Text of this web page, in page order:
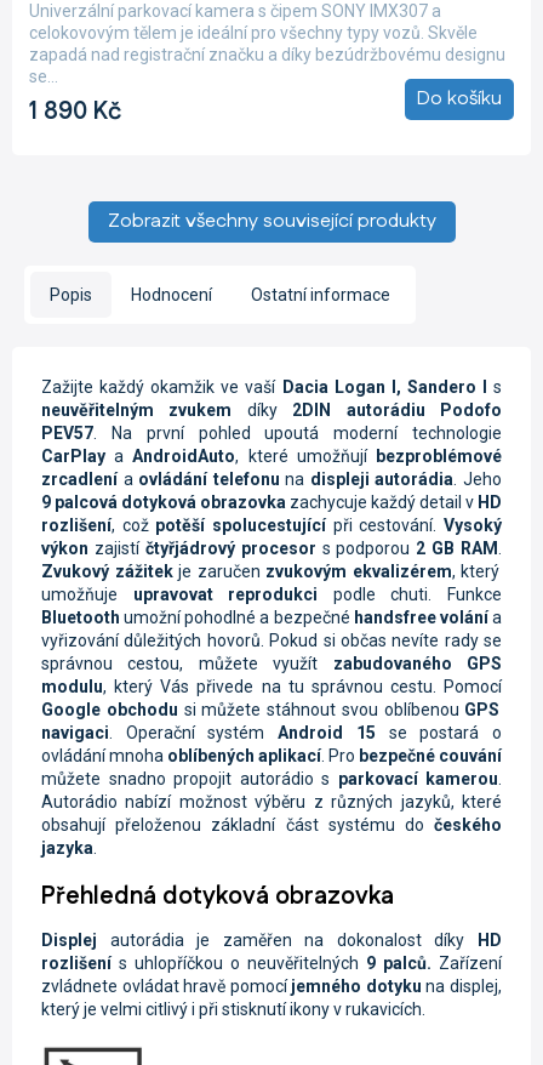
je
5,0
z
hvězdiček.
1 890 Kč Do košíku
Univerzální parkovací kamera s čipem SONY IMX307 a
celokovovým tělem je ideální pro všechny typy vozů. Skvěle
zapadá nad registrační značku a díky bezúdržbovému designu
se...
Zobrazit všechny související produkty
Popis Hodnocení Ostatní informace
Zažijte každý okamžik ve vaší Dacia Logan I, Sandero I
s
neuvěřitelným zvukem díky 2DIN autorádiu Podofo
PEV57 . Na první pohled upoutá moderní technologie
CarPlay aAndroidAuto, které umožňují bezproblémové
zrcadlenía ovládání telefonu na displeji autorádia . Jeho
9 palcová dotyková obrazovka zachycuje každý detail v HD
rozlišení, což potěší spolucestujícípři cestování.Vysoký
výkon zajistí čtyřjádrový procesor s podporou 2 GB RAM
Zvukový zážitekje zaručen zvukovým ekvalizérem, který
umožňuje upravovat reprodukci podle chuti. Funkce
Bluetooth umožní pohodlné a bezpečné handsfree volánía
vyřizování důležitých hovorů. Pokud si občas nevíte rady se
správnou cestou, můžete využít zabudovaného GPS
modulu, který Vás přivede na tu správnou cestu. Pomocí
Google obchodu si můžete stáhnout svou oblíbenou GPS
navigaci . Operační systémAndroid 15 se postará o
ovládání mnoha oblíbených aplikací. Pro bezpečné couvání
můžete snadno propojit autorádio s parkovací kamerou
Autorádio nabízí možnost výběru z různých jazyků, které
obsahují přeloženou základní část systému do českého
jazyka
Přehledná dotyková obrazovka
Displej autorádia je zaměřen na dokonalost díky
HD
rozlišenís uhlopříčkou o neuvěřitelných 9 palců. Zařízení
zvládnete ovládat hravě pomocíjemného dotyku na displej,
který je velmi citlivý i při stisknutí ikony v rukavicích.